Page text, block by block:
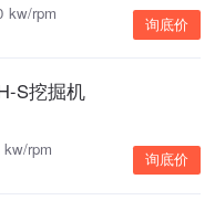
kw/rpm
询底价
S挖掘机
kw/rpm
询底价